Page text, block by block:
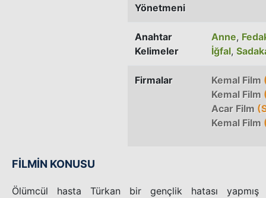
Yönetmeni
Anahtar
Kelimeler
Anne,
İğfal,
Firmalar Kemal Film
Kemal Film
Acar Film
Kemal Film
FİLMİN KONUSU
Ölümcül hasta Türkan bir gençlik hatası yapmış